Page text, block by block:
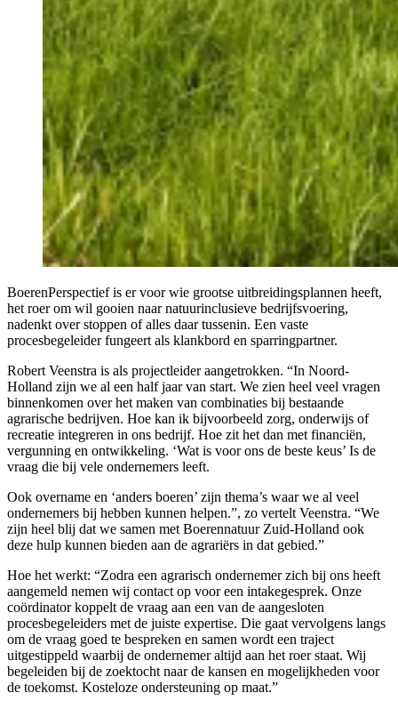
BoerenPerspectief is er voor wie grootse uitbreidingsplannen heeft,
het roer om wil gooien naar natuurinclusieve bedrijfsvoering,
nadenkt over stoppen of alles daar tussenin. Een vaste
procesbegeleider fungeert als klankbord en sparringpartner.
Robert Veenstra is als projectleider aangetrokken. “In Noord-
Holland zijn we al een half jaar van start. We zien heel veel vragen
binnenkomen over het maken van combinaties bij bestaande
agrarische bedrijven. Hoe kan ik bijvoorbeeld zorg, onderwijs of
recreatie integreren in ons bedrijf. Hoe zit het dan met financiën,
vergunning en ontwikkeling. ‘Wat is voor ons de beste keus’ Is de
vraag die bij vele ondernemers leeft.
Ook overname en ‘anders boeren’ zijn thema’s waar we al veel
ondernemers bij hebben kunnen helpen.”, zo vertelt Veenstra. “We
zijn heel blij dat we samen met Boerennatuur Zuid-Holland ook
deze hulp kunnen bieden aan de agrariërs in dat gebied.”
Hoe het werkt: “Zodra een agrarisch ondernemer zich bij ons heeft
aangemeld nemen wij contact op voor een intakegesprek. Onze
coördinator koppelt de vraag aan een van de aangesloten
procesbegeleiders met de juiste expertise. Die gaat vervolgens langs
om de vraag goed te bespreken en samen wordt een traject
uitgestippeld waarbij de ondernemer altijd aan het roer staat. Wij
begeleiden bij de zoektocht naar de kansen en mogelijkheden voor
de toekomst. Kosteloze ondersteuning op maat.”